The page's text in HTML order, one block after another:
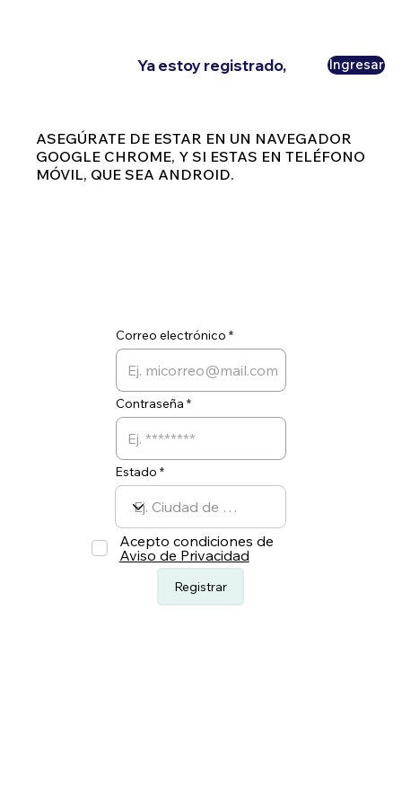
Ya estoy registrado, Ingresar
Registrar
Acepto condiciones de
Aviso de Privacidad
Estado
Contraseña
Correo electrónico
ASEGÚRATE DE ESTAR EN UN NAVEGADOR
GOOGLE CHROME, Y SI ESTAS EN TELÉFONO
MÓVIL, QUE SEA ANDROID.